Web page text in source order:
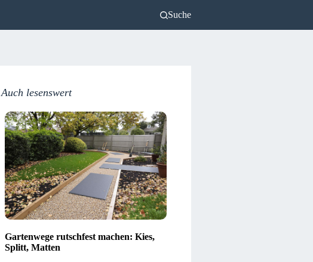
Suche
Auch lesenswert
Gartenwege rutschfest machen: Kies,
Splitt, Matten